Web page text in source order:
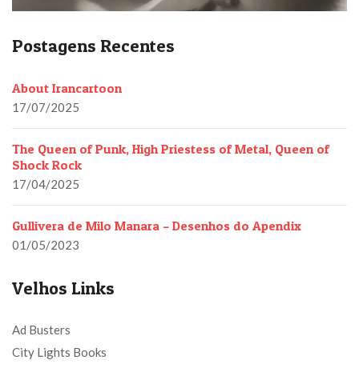
Postagens Recentes
About Irancartoon
17/07/2025
The Queen of Punk, High Priestess of Metal, Queen of
Shock Rock
17/04/2025
Gullivera de Milo Manara – Desenhos do Apendix
01/05/2023
Velhos Links
Ad Busters
City Lights Books